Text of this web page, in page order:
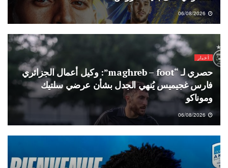
أخبار
حصري لـ “maghreb – foot”: وكيل أعمال الجزائري
فارس غجيميس يُنهي الجدل بشأن عرضي سلتيك
وموناكو
06/08/2026